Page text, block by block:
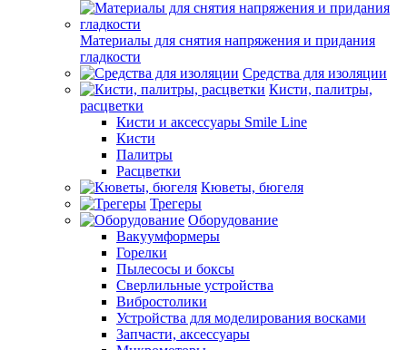
Материалы для снятия напряжения и придания
гладкости
Средства для изоляции
Кисти, палитры,
расцветки
Кисти и аксессуары Smile Line
Кисти
Палитры
Расцветки
Кюветы, бюгеля
Трегеры
Оборудование
Вакуумформеры
Горелки
Пылесосы и боксы
Сверлильные устройства
Вибростолики
Устройства для моделирования восками
Запчасти, аксессуары